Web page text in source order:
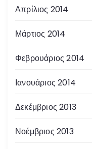
Απρίλιος 2014
Μάρτιος 2014
Φεβρουάριος 2014
Ιανουάριος 2014
Δεκέμβριος 2013
Νοέμβριος 2013